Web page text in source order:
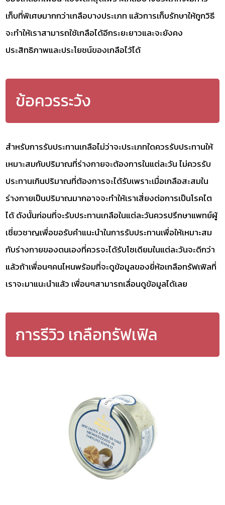
เก็บที่พิเศษมากกว่าเกลือบางประเภท แล้วการเก็บรักษาให้ถูกวิธี
จะทำให้เราสามารถใช้เกลือได้อีกระยะยาวและจะยังคง
ประสิทธิภาพและประโยชน์ของเกลือไว้ได้
ข้อควรระวัง
สำหรับการรับประทานเกลือไม่ว่าจะประเภทใดควรรับประทานให้
เหมาะสมกับปริมาณที่ร่างกายจะต้องการในแต่ละวัน ไม่ควรรับ
ประทานเกินปริมาณที่ต้องการจะได้รับเพราะเมื่อเกลือสะสมใน
ร่างกายเป็นปริมาณมากอาจจะทำให้เราเสี่ยงต่อการเป็นโรคไต
ได้ ดังนั้นก่อนที่จะรับประทานเกลือในแต่ละวันควรปรึกษาแพทย์ผู้
เชี่ยวชาญเพื่อขอรับคำแนะนำในการรับประทานเพื่อให้เหมาะสม
กับร่างกายของตนเองที่ควรจะได้รับโซเดียมในแต่ละวันจะดีกว่า
แล้วถ้าเพื่อนๆคนไหนพร้อมที่จะดูข้อมูลของยี่ห้อเกลือทรัฟเฟิลที่
เราจะมาแนะนำแล้ว เพื่อนๆสามารถเลื่อนดูข้อมูลได้เลย
การรีวิว เกลือทรัฟเฟิล